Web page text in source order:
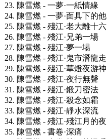
23. 陳雪燃 - 一夢·一紙情緣
24. 陳雪燃 - 一夢·面具下的他
25. 陳雪燃 - 殘江·老大離十六
26. 陳雪燃 - 殘江·兄弟一場
27. 陳雪燃 - 殘江·夢一場
28. 陳雪燃 - 殘江·鬼市潛龍走
29. 陳雪燃 - 殘江·華燈夜游神
30. 陳雪燃 - 殘江·夜行無聲
31. 陳雪燃 - 殘江·鍛刀密法
32. 陳雪燃 - 殘江·殺念如霜
33. 陳雪燃 - 殘江·靜水深流
34. 陳雪燃 - 殘江·殘江月的夜
35. 陳雪燃 - 書卷·深痛